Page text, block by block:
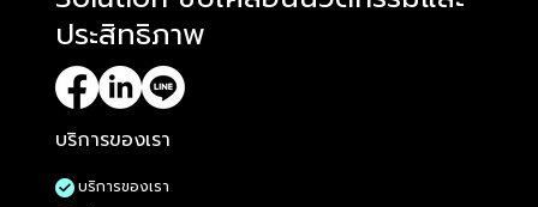
ประสิทธิภาพ
บริการของเรา
บริการของเรา